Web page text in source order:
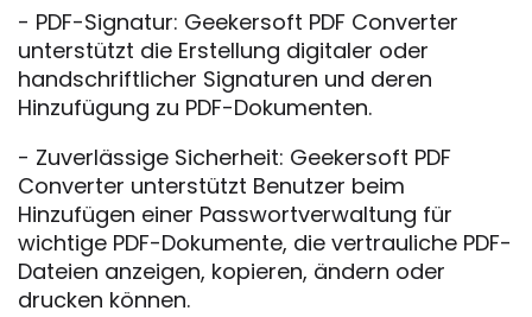
- PDF-Signatur: Geekersoft PDF Converter
unterstützt die Erstellung digitaler oder
handschriftlicher Signaturen und deren
Hinzufügung zu PDF-Dokumenten.
- Zuverlässige Sicherheit: Geekersoft PDF
Converter unterstützt Benutzer beim
Hinzufügen einer Passwortverwaltung für
wichtige PDF-Dokumente, die vertrauliche PDF-
Dateien anzeigen, kopieren, ändern oder
drucken können.